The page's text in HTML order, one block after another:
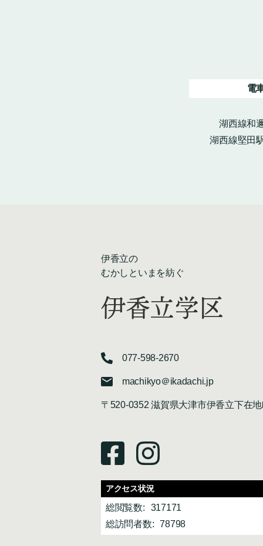
電
湖西線和
湖西線堅田
伊香立の
むかしといまを紡ぐ
伊香立学区
077-598-2670
machikyo＠ikadachi.jp
〒520-0352 滋賀県大津市伊香立下在
アクセス状況
総閲覧数:
317171
総訪問者数:
78798